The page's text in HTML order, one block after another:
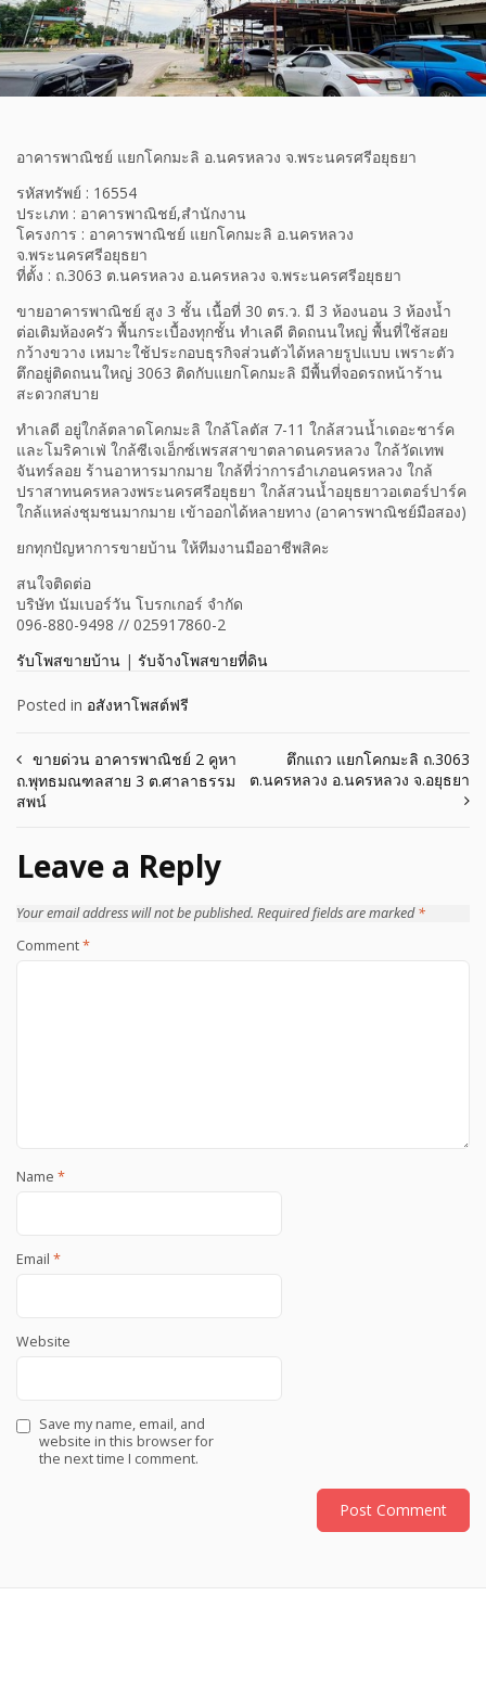
อาคารพาณิชย์ แยกโคกมะลิ อ.นครหลวง จ.พระนครศรีอยุธยา
รหัสทรัพย์ : 16554
ประเภท : อาคารพาณิชย์,สำนักงาน
โครงการ : อาคารพาณิชย์ แยกโคกมะลิ อ.นครหลวง
จ.พระนครศรีอยุธยา
ที่ตั้ง : ถ.3063 ต.นครหลวง อ.นครหลวง จ.พระนครศรีอยุธยา
ขายอาคารพาณิชย์ สูง 3 ชั้น เนื้อที่ 30 ตร.ว. มี 3 ห้องนอน 3 ห้องน้ำ
ต่อเติมห้องครัว พื้นกระเบื้องทุกชั้น ทำเลดี ติดถนนใหญ่ พื้นที่ใช้สอย
กว้างขวาง เหมาะใช้ประกอบธุรกิจส่วนตัวได้หลายรูปแบบ เพราะตัว
ตึกอยู่ติดถนนใหญ่ 3063 ติดกับแยกโคกมะลิ มีพื้นที่จอดรถหน้าร้าน
สะดวกสบาย
ทำเลดี อยู่ใกล้ตลาดโคกมะลิ ใกล้โลตัส 7-11 ใกล้สวนน้ำเดอะชาร์ค
และโมริคาเฟ่ ใกล้ซีเจเอ็กซ์เพรสสาขาตลาดนครหลวง ใกล้วัดเทพ
จันทร์ลอย ร้านอาหารมากมาย ใกล้ที่ว่าการอำเภอนครหลวง ใกล้
ปราสาทนครหลวงพระนครศรีอยุธยา ใกล้สวนน้ำอยุธยาวอเตอร์ปาร์ค
ใกล้แหล่งชุมชนมากมาย เข้าออกได้หลายทาง (อาคารพาณิชย์มือสอง)
ยกทุกปัญหาการขายบ้าน ให้ทีมงานมืออาชีพสิคะ
สนใจติดต่อ
บริษัท นัมเบอร์วัน โบรกเกอร์ จำกัด
096-880-9498 // 025917860-2
รับโพสขายบ้าน | รับจ้างโพสขายที่ดิน
Posted in อสังหาโพสต์ฟรี
Post
navigation
ขายด่วน อาคารพาณิชย์ 2 คูหา
ถ.พุทธมณฑลสาย 3 ต.ศาลาธรรม
สพน์
ตึกแถว แยกโคกมะลิ ถ.3063
ต.นครหลวง อ.นครหลวง จ.อยุธยา
Leave a Reply
Your email address will not be published. Required fields are marked*
Comment*
Name *
Email *
Website
Save my name, email, and
website in this browser for
the next time I comment.